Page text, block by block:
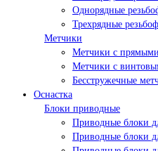
Однорядные
Трехрядные
Метчики
Метчики с
Метчики с
Бесстружечные
Оснастка
Блоки приводные
Приводные блоки
Приводные блоки